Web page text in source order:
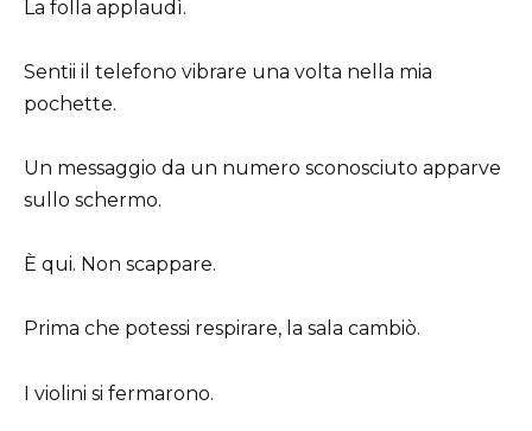
La folla applaudì.
Sentii il telefono vibrare una volta nella mia
pochette.
Un messaggio da un numero sconosciuto apparve
sullo schermo.
È qui. Non scappare.
Prima che potessi respirare, la sala cambiò.
I violini si fermarono.